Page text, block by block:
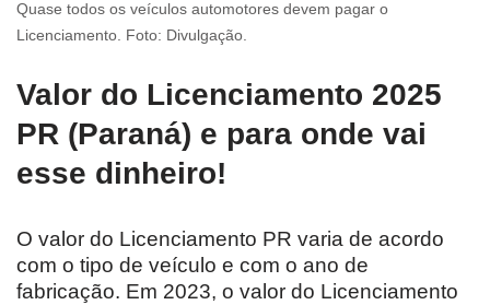
Quase todos os veículos automotores devem pagar o
Licenciamento. Foto: Divulgação.
Valor do Licenciamento 2025
PR (Paraná) e para onde vai
esse dinheiro!
O valor do Licenciamento PR varia de acordo
com o tipo de veículo e com o ano de
fabricação. Em 2023, o valor do Licenciamento